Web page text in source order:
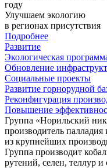
году
Улучшаем экологию
в регионах присутствия
Подробнее
Развитие
Экологическая
Обновление
Социальные проекты
Развитие горнорудной
Реконфигурация
Повышение
Группа «Норильский
производитель
из крупнейших
Группа производит
рутений, селен, теллур и